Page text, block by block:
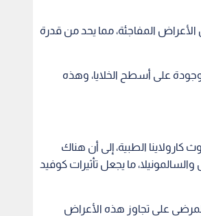
المفاجئة، مما يحد من قدرة
على أسطح الخلايا، وهذه
الطبية، إلى أن هناك
ما يجعل تأثيرات كوفيد
على تجاوز هذه الأعراض